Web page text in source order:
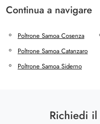
Continua a navigare
Poltrone Samoa Cosenza
Poltrone Samoa Catanzaro
Poltrone Samoa Siderno
Richiedi